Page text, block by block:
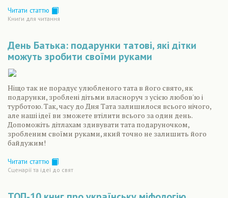
Читати статтю
Книги для читання
День Батька: подарунки татові, які дітки
можуть зробити своїми руками
Ніщо так не порадує улюбленого тата в його свято, як
подарунки, зроблені дітьми власноруч з усією любов'ю і
турботою. Так, часу до Дня Тата залишилося всього нічого,
але наші ідеї ви зможете втілити всього за один день.
Допоможіть дітлахам здивувати тата подаруночком,
зробленим своїми руками, який точно не залишить його
байдужим!
Читати статтю
Сценарiї та iдеї до свят